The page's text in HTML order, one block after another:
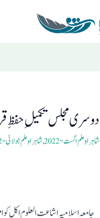
دوسری مجلس تکمیلِ حفظ
شاہراہِ علم اگست- 2022 ,شاہراہِ علم جولائی- 2022